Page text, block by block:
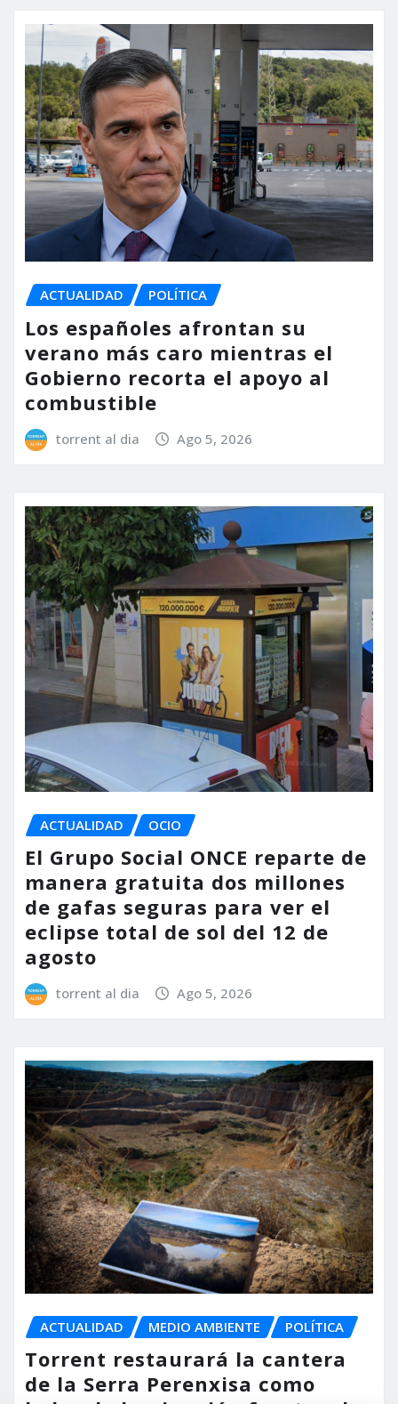
ACTUALIDAD POLÍTICA
Los españoles afrontan su
verano más caro mientras el
Gobierno recorta el apoyo al
combustible
torrent al dia Ago 5, 2026
ACTUALIDAD OCIO
El Grupo Social ONCE reparte de
manera gratuita dos millones
de gafas seguras para ver el
eclipse total de sol del 12 de
agosto
torrent al dia Ago 5, 2026
ACTUALIDAD MEDIO AMBIENTE POLÍTICA
Torrent restaurará la cantera
de la Serra Perenxisa como